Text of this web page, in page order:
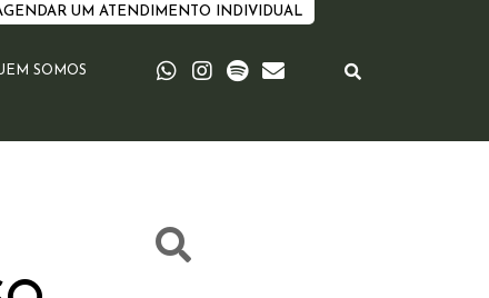
UM ATENDIMENTO INDIVIDUAL
SOMOS